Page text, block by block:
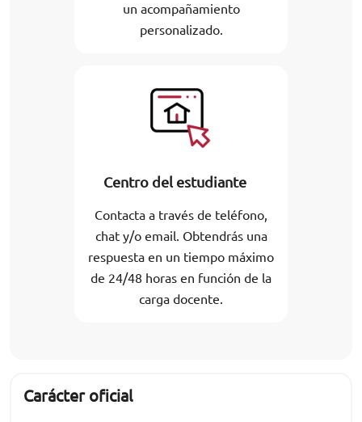
un acompañamiento
personalizado.
Centro del estudiante
Contacta a través de teléfono,
chat y/o email. Obtendrás una
respuesta en un tiempo máximo
de 24/48 horas en función de la
carga docente.
Carácter oficial